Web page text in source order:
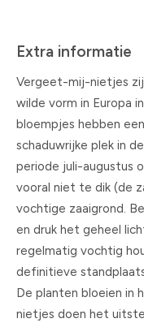
Extra informatie
Vergeet-mij-nietjes
wilde vorm in Europa
bloempjes hebben
schaduwrijke plek in
periode juli-augustus
vooral niet te dik (de
vochtige zaaigrond.
en druk het geheel
regelmatig vochtig
definitieve
De planten bloeien in
nietjes doen het